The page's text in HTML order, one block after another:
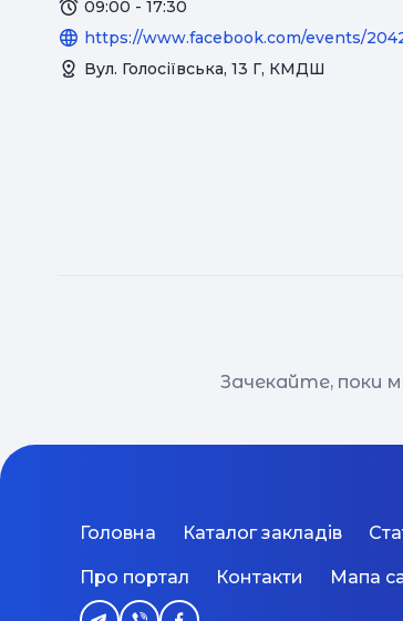
09:00 - 17:30
https://www.facebook.com/events/
Вул. Голосіївська, 13 Г, КМДШ
Зачекайте, поки
Головна Каталог закладів
Про портал Контакти Мапа